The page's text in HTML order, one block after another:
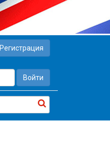
Регистрация
Войти